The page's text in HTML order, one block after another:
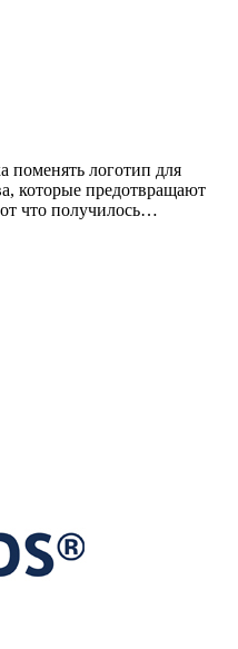
поменять логотип для
которые предотвращают
что получилось…